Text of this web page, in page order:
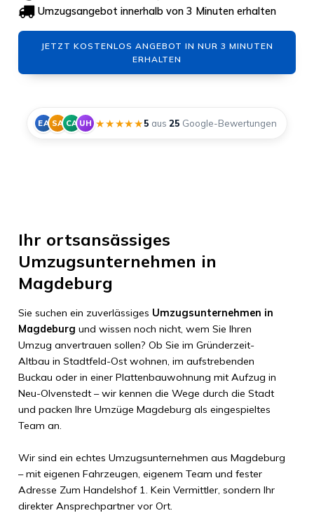
Umzugsangebot innerhalb von 3 Minuten erhalten
JETZT KOSTENLOS ANGEBOT IN NUR 3 MINUTEN
ERHALTEN
EA SA CA UH ★★★★★5 aus 25 Google-Bewertungen
Ihr ortsansässiges
Umzugsunternehmen in
Magdeburg
Sie suchen ein zuverlässiges Umzugsunternehmen in
Magdeburg und wissen noch nicht, wem Sie Ihren
Umzug anvertrauen sollen? Ob Sie im Gründerzeit-
Altbau in Stadtfeld-Ost wohnen, im aufstrebenden
Buckau oder in einer Plattenbauwohnung mit Aufzug in
Neu-Olvenstedt – wir kennen die Wege durch die Stadt
und packen Ihre Umzüge Magdeburg als eingespieltes
Team an.
Wir sind ein echtes Umzugsunternehmen aus Magdeburg
– mit eigenen Fahrzeugen, eigenem Team und fester
Adresse Zum Handelshof 1. Kein Vermittler, sondern Ihr
direkter Ansprechpartner vor Ort.